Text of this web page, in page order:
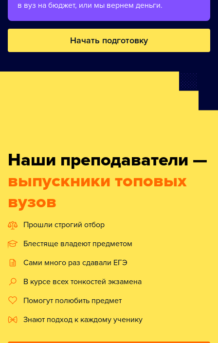
в вуз на бюджет, или мы вернем деньги.
Начать подготовку
Наши преподаватели —
выпускники топовых
вузов
Прошли строгий отбор
Блестяще владеют предметом
Сами много раз сдавали ЕГЭ
В курсе всех тонкостей экзамена
Помогут полюбить предмет
Знают подход к каждому ученику